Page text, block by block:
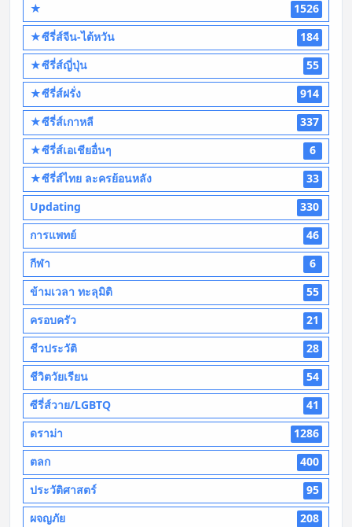
★
1526
★ซีรี่ส์จีน-ไต้หวัน
184
★ซีรี่ส์ญี่ปุ่น
55
★ซีรี่ส์ฝรั่ง
914
★ซีรี่ส์เกาหลี
337
★ซีรี่ส์เอเชียอื่นๆ
6
★ซีรี่ส์ไทย ละครย้อนหลัง
33
Updating
330
การแพทย์
46
กีฬา
6
ข้ามเวลา ทะลุมิติ
55
ครอบครัว
21
ชีวประวัติ
28
ชีวิตวัยเรียน
54
ซีรี่ส์วาย/LGBTQ
41
ดราม่า
1286
ตลก
400
ประวัติศาสตร์
95
ผจญภัย
208